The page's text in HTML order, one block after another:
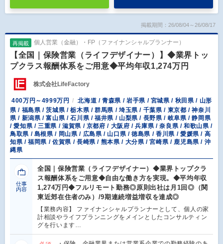
掲載期間：26/08/04～26/08/17
再掲載 個人営業（金融）・FP（ファイナンシャルプランナー）
【全国｜保険営業（ライフデザイナー）】◆業界トッ
プクラス報酬体系をご用意◆平均年収1,274万円
株式会社LifeFactory
400万円～4999万円
北海道 / 青森県 / 岩手県 / 宮城県 / 秋田県 / 山形
県 / 福島県 / 茨城県 / 栃木県 / 群馬県 / 埼玉県 / 千葉県 / 東京都 / 神奈川
県 / 新潟県 / 富山県 / 石川県 / 福井県 / 山梨県 / 長野県 / 岐阜県 / 静岡県
/ 愛知県 / 三重県 / 滋賀県 / 京都府 / 大阪府 / 兵庫県 / 奈良県 / 和歌山県 /
鳥取県 / 島根県 / 岡山県 / 広島県 / 山口県 / 徳島県 / 香川県 / 愛媛県 / 高
知県 / 福岡県 / 佐賀県 / 長崎県 / 熊本県 / 大分県 / 宮崎県 / 鹿児島県 / 沖
縄県
仕事
内容
全国｜保険営業（ライフデザイナー）◆業界トップクラ
ス報酬体系をご用意◆自由な働き方を実現。◆平均年収
1,274万円◆フルリモート勤務◎原則出社は月1回◎（関
東近郊在住者のみ）/9期連続増益増収を達成◎
【業務内容】 ファイナンシャルプランナーとして、個人の家
計相談やライフプランニングをメインとしたコンサルティン
グを行います…